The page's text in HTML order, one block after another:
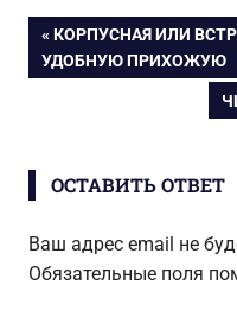
кухни
Навигация
ПРЕДЫДУЩАЯ
ЗАПИСЬ:
КОРПУСНАЯ ИЛИ
УДОБНУЮ ПРИХОЖУЮ
ОСТАВИТЬ ОТВЕТ
Ваш адрес email не
Обязательные поля